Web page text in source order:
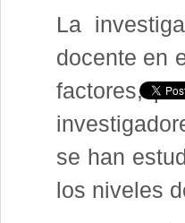
La
docente en
factores,
se han
los niveles